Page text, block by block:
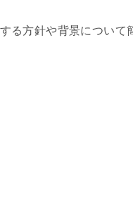
る方針や背景について